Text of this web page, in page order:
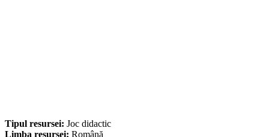
Tipul resursei: Joc didactic
Limba resursei: Română